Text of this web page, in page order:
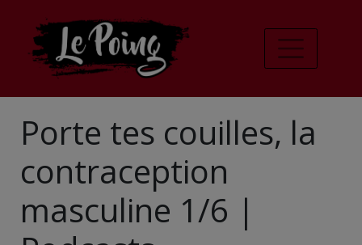
Porte tes couilles, la
contraception
masculine 1/6 |